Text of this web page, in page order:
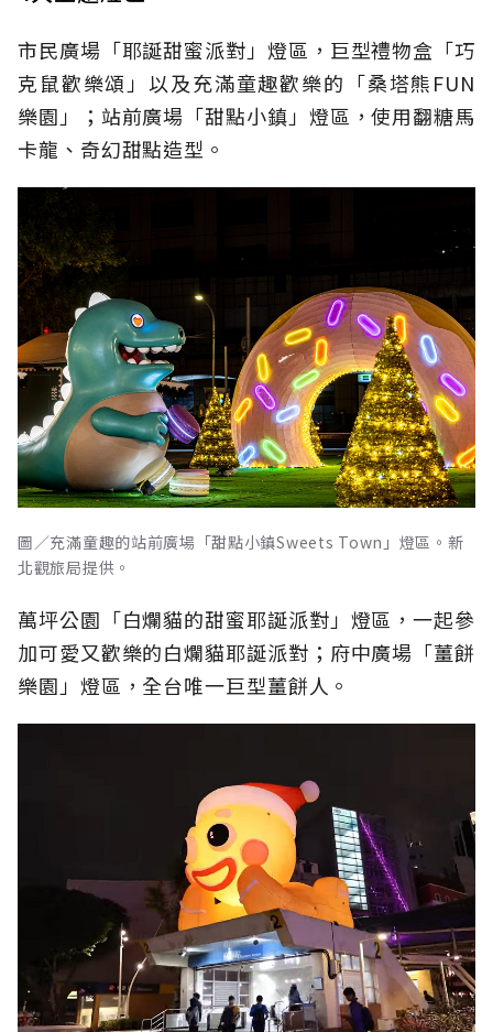
市民廣場「耶誕甜蜜派對」燈區，巨型禮物盒「巧
克鼠歡樂頌」以及充滿童趣歡樂的「桑塔熊FUN
樂園」； 站前廣場「甜點小鎮」燈區，使用翻糖馬
卡龍、奇幻甜點造型。
圖／充滿童趣的站前廣場「甜點小鎮Sweets Town」燈區。新
北觀旅局提供。
萬坪公園「白爛貓的甜蜜耶誕派對」燈區，一起參
加可愛又歡樂的白爛貓耶誕派對； 府中廣場「薑餅
樂園」燈區，全台唯一巨型薑餅人。